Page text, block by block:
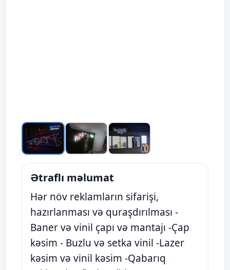
Ətraflı məlumat
Hər növ reklamların sifarişi,
hazırlanması və quraşdırılması -
Baner və vinil çapı və mantajı -Çap
kəsim - Buzlu və setka vinil -Lazer
kəsim və vinil kəsim -Qabarıq